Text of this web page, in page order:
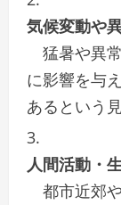
気候変動や
猛暑や異
に影響を与
あるという
人間活動・
都市近郊